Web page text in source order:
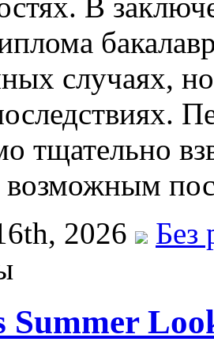
В
случаях,
тщательно
2026
Без
Summer